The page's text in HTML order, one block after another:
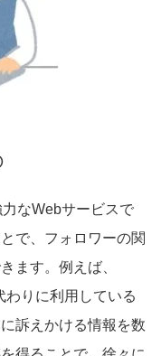
なWebサービスで
で、フォロワーの関
ます。例えば、
わりに利用している
訴えかける情報を数